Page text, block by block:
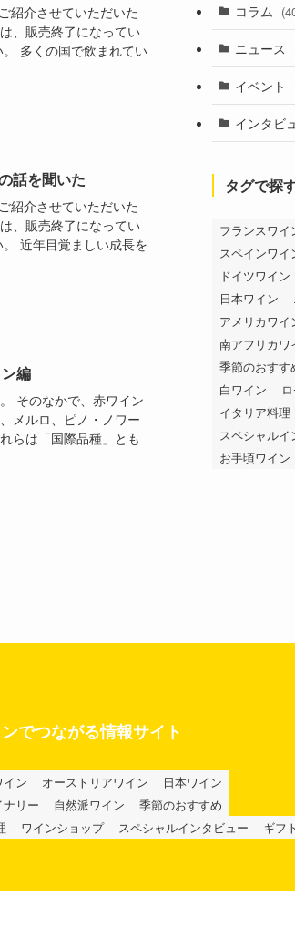
紹介させていただいた
、販売終了になってい
多くの国で飲まれてい
話を聞いた
紹介させていただいた
、販売終了になってい
近年目覚ましい成長を
編
そのなかで、赤ワイン
メルロ、ピノ・ノワー
らは「国際品種」とも
コラム
(6)
ニュース
イベント
インタビ
タグで探
フランスワイ
スペインワイ
ドイツワイン
日本ワイン
アメリカワイ
南アフリカワ
季節のおすす
白ワイン
イタリア料理
スペシャルイ
お手頃ワイン
でつながる情報サイト
イン オーストリアワイン
日本ワイン
ナリー 自然派ワイン
季節のおすすめ
ワインショップ スペシャルインタビュー
ギフト